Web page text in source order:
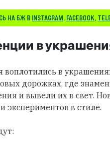
НА БЖ В INSTAGRAM, FACEBOOK,
в
в
дорожках, где
и вывели их в свет.
экспериментов в стиле.